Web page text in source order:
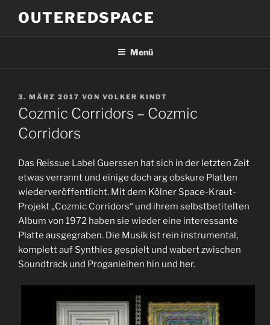
InhaltOUTEREDSPACE
Menü
VERÖFFENTLICHT
AM
3. MÄRZ 2017 VON VOLKER KINDT
Cozmic Corridors – Cozmic
Corridors
Das Reissue Label Guerssen hat sich in der letzten Zeit
etwas verrannt und einige doch arg obskure Platten
wiederveröffentlicht. Mit dem Kölner Space-Kraut-
Projekt „Cozmic Corridors“ und ihrem selbstbetitelten
Album von 1972 haben sie wieder eine interessante
Platte ausgegraben. Die Musik ist rein instrumental,
komplett auf Synthies gespielt und wabert zwischen
Soundtrack und Proganleihen hin und her.